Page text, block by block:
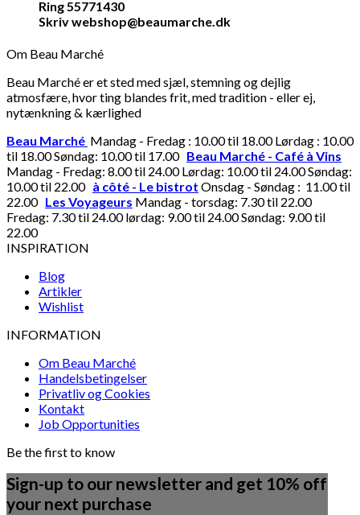
Ring 55771430
Skriv webshop@beaumarche.dk
Om Beau Marché
Beau Marché er et sted med sjæl, stemning og dejlig
atmosfære, hvor ting blandes frit, med tradition - eller ej,
nytænkning & kærlighed
Beau Marché Mandag - Fredag : 10.00 til 18.00 Lørdag : 10.00
til 18.00 Søndag: 10.00 til 17.00 Beau Marché - Café à Vins
Mandag - Fredag: 8.00 til 24.00 Lørdag: 10.00 til 24.00 Søndag:
10.00 til 22.00 à côté - Le bistrot Onsdag - Søndag : 11.00 til
22.00 Les Voyageurs Mandag - torsdag: 7.30 til 22.00
Fredag: 7.30 til 24.00 lørdag: 9.00 til 24.00 Søndag: 9.00 til
22.00
INSPIRATION
Blog
Artikler
Wishlist
INFORMATION
Om Beau Marché
Handelsbetingelser
Privatliv og Cookies
Kontakt
Job Opportunities
Be the first to know
Sign-up to our newsletter and get 10% off
your next purchase